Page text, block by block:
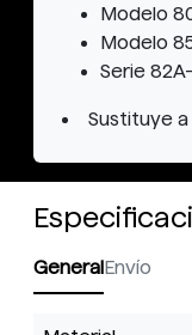
Modelo
Modelo
Serie
Sustituye
GeneralEnvío